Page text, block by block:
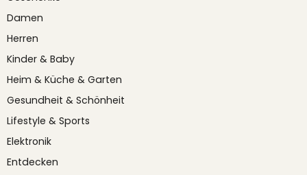
Damen
Herren
Kinder & Baby
Heim & Küche & Garten
Gesundheit & Schönheit
Lifestyle & Sports
Elektronik
Entdecken